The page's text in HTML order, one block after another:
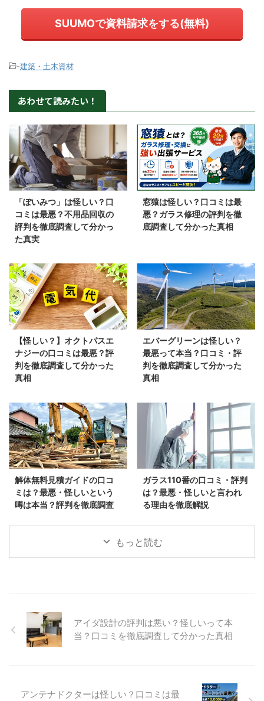
SUUMOで資料請求をする(無料)
-建築・土木資材
あわせて読みたい！
「ぽいみつ」は怪しい？口
コミは最悪？不用品回収の
評判を徹底調査して分かっ
た真実
窓猿は怪しい？口コミは最
悪？ガラス修理の評判を徹
底調査して分かった真相
【怪しい？】オクトパスエ
ナジーの口コミは最悪？評
判を徹底調査して分かった
真相
エバーグリーンは怪しい？
最悪って本当？口コミ・評
判を徹底調査して分かった
真相
解体無料見積ガイドの口コ
ミは？最悪・怪しいという
噂は本当？評判を徹底調査
ガラス110番の口コミ・評判
は？最悪・怪しいと言われ
る理由を徹底解説
もっと読む
アイダ設計の評判は悪い？怪しいって本
当？口コミを徹底調査して分かった真相
アンテナドクターは怪しい？口コミは最